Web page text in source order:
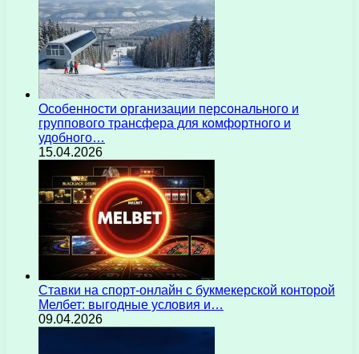
Особенности организации персонального и
группового трансфера для комфортного и
удобного…
15.04.2026
Ставки на спорт-онлайн с букмекерской конторой
Мелбет: выгодные условия и…
09.04.2026